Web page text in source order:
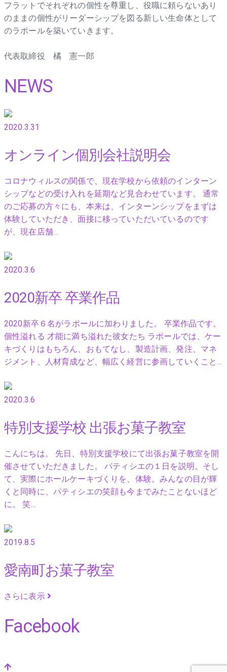
フラットでそれぞれの個性を尊重し、役職に頼らないあり
のままの個性がリーダーシップを図る新しい生命体として
のラポールを築いていきます。
代表取締役 橘 憲一郎
NEWS
2020.3.31
オンライン個別会社説明会
コロナウィルスの関係で、現在学校から依頼のインターン
シップなどの受け入れを延期など見合わせています。 通常
のご応募の方々にも、本来は、インターンシップをまずは
体験していただき、面接に移っていただいているのです
が、現在店舗…
2020.3.6
2020新卒 卒業作品
2020新卒６名がラポールに加わりました。 卒業作品です。
個性溢れる 才能に満ち溢れた彼女たち ラポールでは、ケー
キづくりはもちろん、おもてなし、製造計画、発注、マネ
ジメント、人材育成など、幅広く経営に参画していくこと…
2020.3.6
特別支援学校 出張お菓子教室
こんにちは。 先日、特別支援学校にて出張お菓子教室を開
催させていただきました。 パティシエの１日を説明。そし
て、実際にホールケーキづくりを、体験。みんなの目が輝
くと同時に、パティシエの笑顔も今までみたことないほど
に。 笑…
2019.8.5
愛南町お菓子教室
さらに表示
Facebook